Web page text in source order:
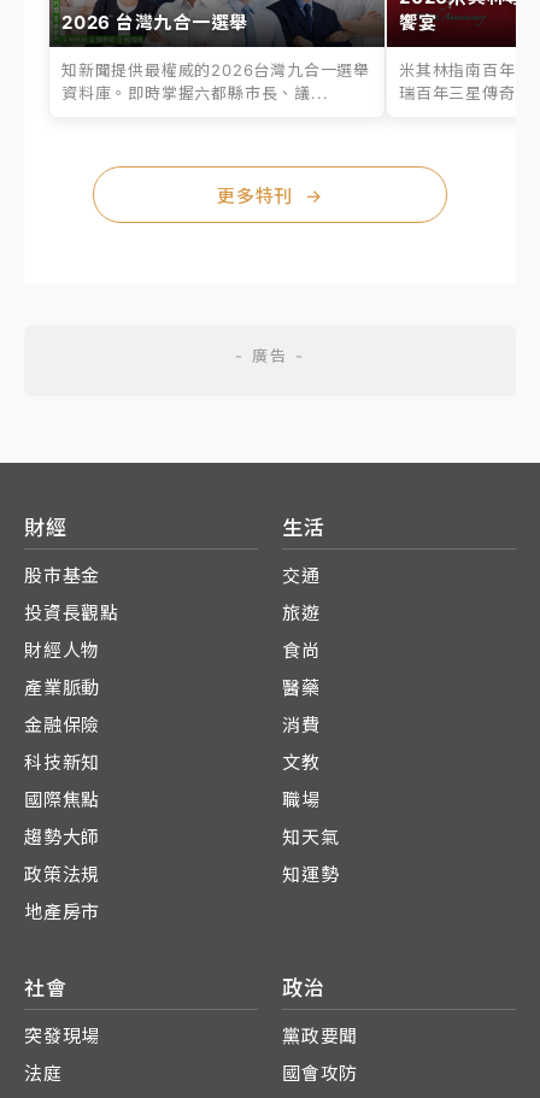
2026 台灣九合一選舉
知新聞提供最權威的2026台灣九合一選舉
資料庫。即時掌握六都縣市長、議...
饗宴
米其林指南百年之
瑞百年三星傳奇、
更多特刊 →
財經
股市基金
投資長觀點
財經人物
產業脈動
金融保險
科技新知
國際焦點
趨勢大師
政策法規
地產房市
生活
交通
旅遊
食尚
醫藥
消費
文教
職場
知天氣
知運勢
社會
突發現場
法庭
政治
黨政要聞
國會攻防